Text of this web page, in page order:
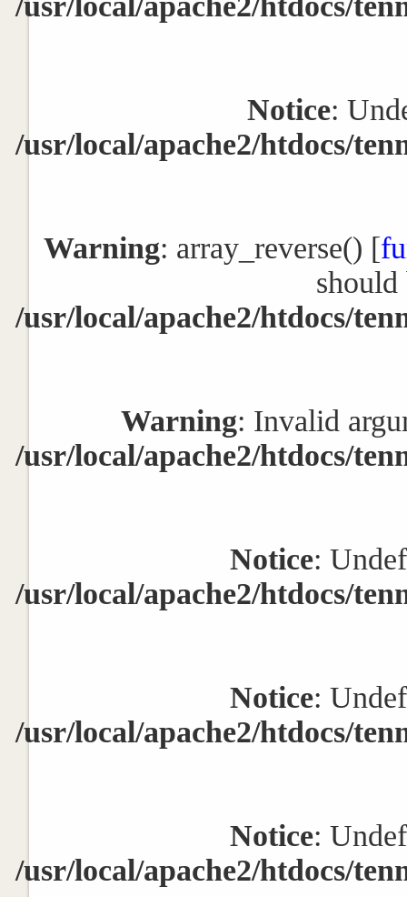
Notice:
/usr/local/apache2/htdocs/
Warning: array_reverse() [
should
/usr/local/apache2/htdocs/
Warning: Invalid
/usr/local/apache2/htdocs/
Notice:
/usr/local/apache2/htdocs/
Notice:
/usr/local/apache2/htdocs/
Notice:
/usr/local/apache2/htdocs/